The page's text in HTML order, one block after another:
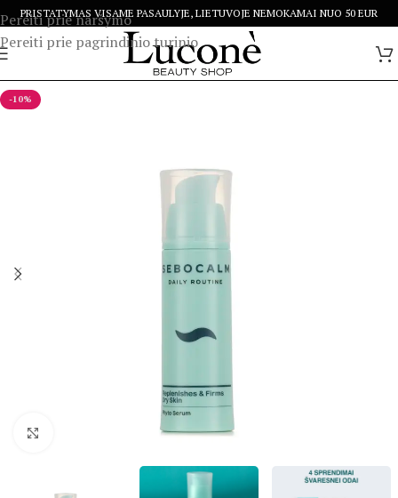
Pereiti prie naršymo
Pereiti prie pagrindinio turinio
PRISTATYMAS VISAME PASAULYJE, LIETUVOJE NEMOKAMAI NUO 50 EUR
-10%
Spustelėkite, kad padidintumėte